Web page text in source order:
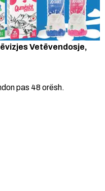
Vetëvendosje,
pas 48 orësh.